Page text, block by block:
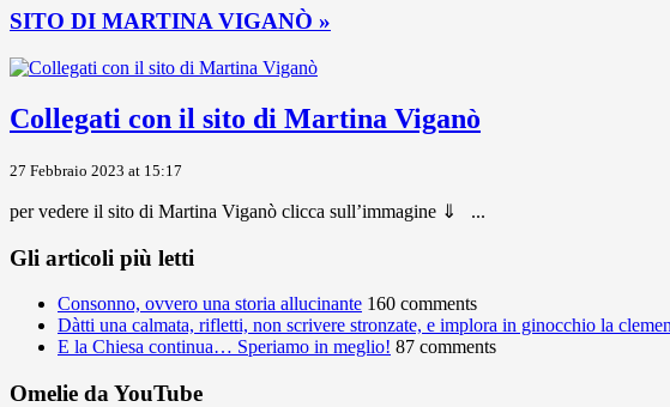
SITO DI MARTINA VIGANÒ »
Collegati con il sito di Martina Viganò
27 Febbraio 2023 at 15:17
per vedere il sito di Martina Viganò clicca sull’immagine ⇓ ...
Gli articoli più letti
Consonno, ovvero una storia allucinante 160 comments
Dàtti una calmata, rifletti, non scrivere stronzate, e implora in ginocchio la
E la Chiesa continua… Speriamo in meglio! 87 comments
Omelie da YouTube